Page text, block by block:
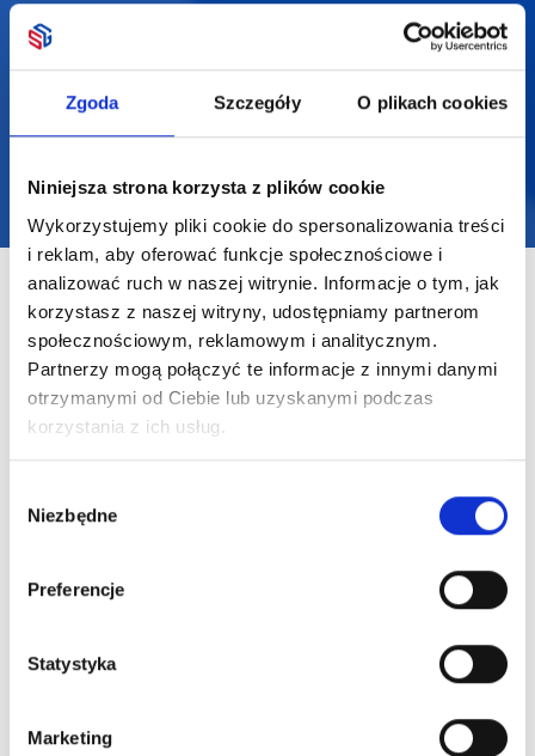
Zgoda Szczegóły O plikach cookies
Niniejsza strona korzysta z plików cookie
Wykorzystujemy pliki cookie do spersonalizowania treści
i reklam, aby oferować funkcje społecznościowe i
analizować ruch w naszej witrynie. Informacje o tym, jak
korzystasz z naszej witryny, udostępniamy partnerom
społecznościowym, reklamowym i analitycznym.
Partnerzy mogą połączyć te informacje z innymi danymi
otrzymanymi od Ciebie lub uzyskanymi podczas
korzystania z ich usług.
zgody
Niezbędne
Preferencje
Statystyka
Marketing
2025 SUPERGADŻET.com © Wszelkie prawa zastrzeżone /
design byVENTI